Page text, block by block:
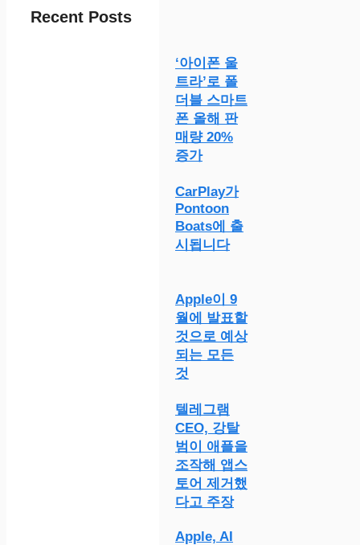
Recent Posts
‘아이폰 울
트라’로 폴
더블 스마트
폰 올해 판
매량 20%
증가
CarPlay가
Pontoon
Boats에 출
시됩니다
Apple이 9
월에 발표할
것으로 예상
되는 모든
것
텔레그램
CEO, 강탈
범이 애플을
조작해 앱스
토어 제거했
다고 주장
Apple, AI